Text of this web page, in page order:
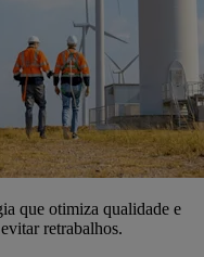
que otimiza qualidade e
retrabalhos.